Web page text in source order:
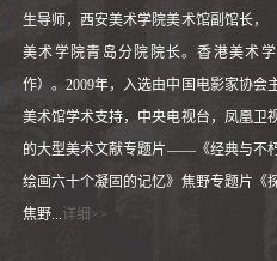
生导师，西安美术学院美术馆副馆长，
美术学院青岛分院院长。香港美术
作）。2009年，入选由中国电影家协会
美术馆学术支持，中央电视台，凤凰卫
的大型美术文献专题片——《经典与不
绘画六十个凝固的记忆》焦野专题片《
焦野...详细>>